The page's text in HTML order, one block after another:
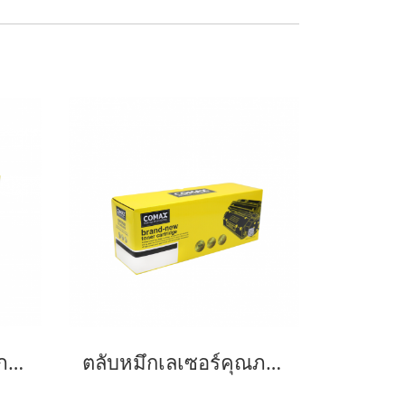
ตลับหมึกเลเซอร์คุณภาพสูงสำหรับ SAMSUNG รุ่น MLT-D116L NEW ตลับหมึกเลเซอร์คุณภาพสูงสำหรับ SAMSUNG รุ่น MLT-D101S